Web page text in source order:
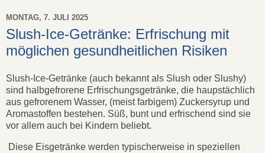
MONTAG, 7. JULI 2025
Slush-Ice-Getränke: Erfrischung mit
möglichen gesundheitlichen Risiken
Slush-Ice-Getränke (auch bekannt als Slush oder Slushy)
sind halbgefrorene Erfrischungsgetränke, die haupstächlich
aus gefrorenem Wasser, (meist farbigem) Zuckersyrup und
Aromastoffen bestehen. Süß, bunt und erfrischend sind sie
vor allem auch bei Kindern beliebt.
Diese Eisgetränke werden typischerweise in speziellen